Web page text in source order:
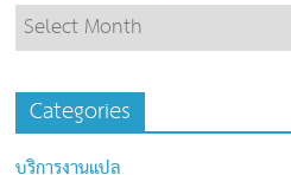
Categories